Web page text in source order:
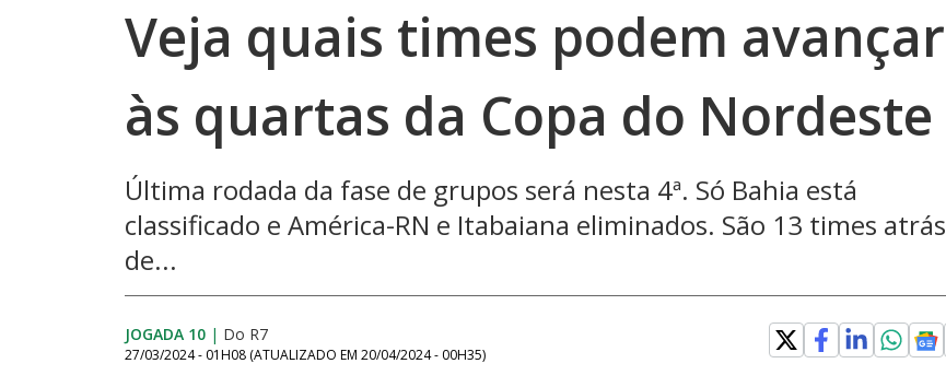
Veja quais times podem avançar
às quartas da Copa do Nordeste
Última rodada da fase de grupos será nesta 4ª. Só Bahia está
classificado e América-RN e Itabaiana eliminados. São 13 times atrás
de...
JOGADA 10 | Do R7
27/03/2024 - 01H08 (ATUALIZADO EM 20/04/2024 - 00H35)